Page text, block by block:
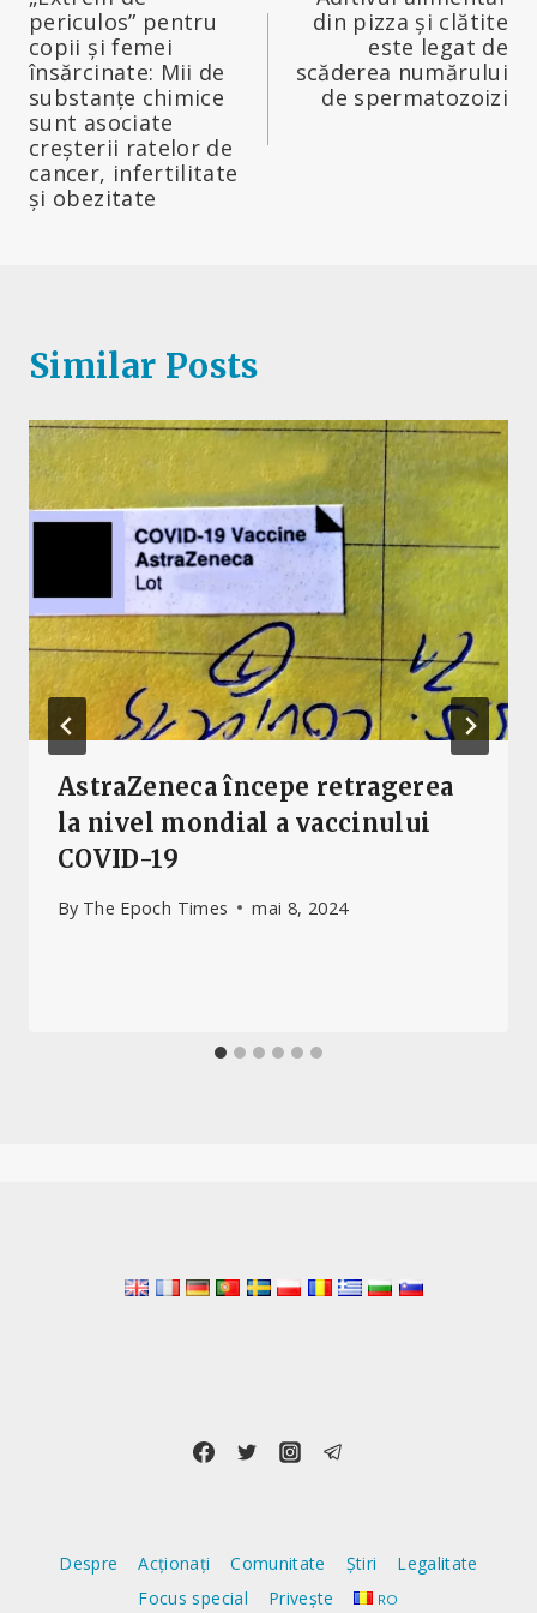
în
articole
periculos” pentru
copii și femei
însărcinate: Mii de
substanțe chimice
sunt asociate
creșterii ratelor de
cancer, infertilitate
și obezitate
din pizza și clătite
este legat de
scăderea numărului
de spermatozoizi
Similar Posts
AstraZeneca începe retragerea
la nivel mondial a vaccinului
COVID-19
By The Epoch Times mai 8, 2024
Despre Acționați Comunitate Știri
Legalitate
Focus special
Privește RO